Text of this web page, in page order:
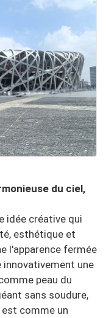
du ciel,
idée créative qui
esthétique et
l'apparence fermée
une
peau du
sans soudure,
comme un